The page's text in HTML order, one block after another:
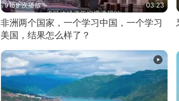
9159 次播放 03:23
非洲两个国家，一个学习中国，一个学习
美国，结果怎么样了？